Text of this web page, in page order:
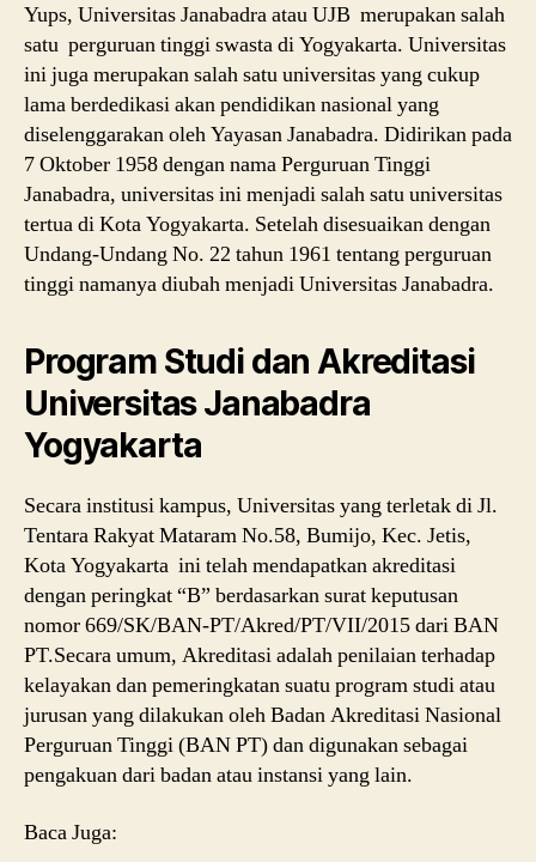
Yups, Universitas Janabadra atau UJB merupakan salah
satu perguruan tinggi swasta di Yogyakarta. Universitas
ini juga merupakan salah satu universitas yang cukup
lama berdedikasi akan pendidikan nasional yang
diselenggarakan oleh Yayasan Janabadra. Didirikan pada
7 Oktober 1958 dengan nama Perguruan Tinggi
Janabadra, universitas ini menjadi salah satu universitas
tertua di Kota Yogyakarta. Setelah disesuaikan dengan
Undang-Undang No. 22 tahun 1961 tentang perguruan
tinggi namanya diubah menjadi Universitas Janabadra.
Program Studi dan Akreditasi
Universitas Janabadra
Yogyakarta
Secara institusi kampus, Universitas yang terletak di Jl.
Tentara Rakyat Mataram No.58, Bumijo, Kec. Jetis,
Kota Yogyakarta ini telah mendapatkan akreditasi
dengan peringkat “B” berdasarkan surat keputusan
nomor 669/SK/BAN-PT/Akred/PT/VII/2015 dari BAN
PT.Secara umum, Akreditasi adalah penilaian terhadap
kelayakan dan pemeringkatan suatu program studi atau
jurusan yang dilakukan oleh Badan Akreditasi Nasional
Perguruan Tinggi (BAN PT) dan digunakan sebagai
pengakuan dari badan atau instansi yang lain.
Baca Juga: